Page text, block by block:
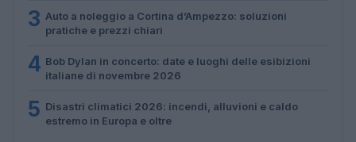
3 Auto a noleggio a Cortina d’Ampezzo: soluzioni
pratiche e prezzi chiari
4 Bob Dylan in concerto: date e luoghi delle esibizioni
italiane di novembre 2026
5 Disastri climatici 2026: incendi, alluvioni e caldo
estremo in Europa e oltre